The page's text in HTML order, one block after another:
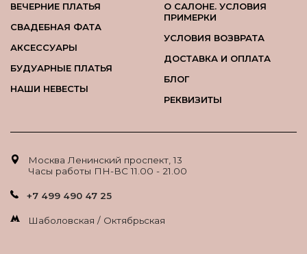
ВЕЧЕРНИЕ ПЛАТЬЯ
СВАДЕБНАЯ ФАТА
АКСЕССУАРЫ
БУДУАРНЫЕ ПЛАТЬЯ
НАШИ НЕВЕСТЫ
О САЛОНЕ. УСЛОВИЯ
ПРИМЕРКИ
УСЛОВИЯ ВОЗВРАТА
ДОСТАВКА И ОПЛАТА
БЛОГ
РЕКВИЗИТЫ
Москва Ленинский проспект, 13
Часы работы ПН-ВС 11.00 - 21.00
+7 499 490 47 25
Шаболовская / Октябрьская